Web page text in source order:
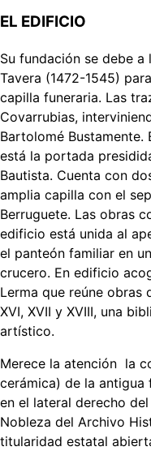
EL EDIFICIO
Su fundación se debe
Tavera (1472-1545)
capilla funeraria. Las
Covarrubias,
Bartolomé
está la portada
Bautista. Cuenta con
amplia capilla con el
Berruguete. Las obras
edificio está unida al
el panteón familiar en
crucero. En edificio
Lerma que reúne obras
XVI, XVII y XVIII, una
artístico.
Merece la atención la
cerámica) de la antigua
en el lateral derecho
Nobleza del Archivo
titularidad estatal